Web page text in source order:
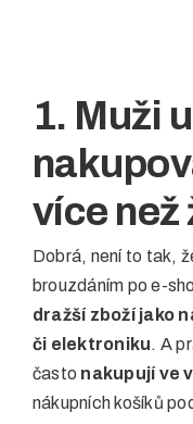
1. Muži
více než
Dobrá, není to tak,
brouzdáním po e-
dražší zboží jako
či elektroniku. A
často nakupují ve
nákupních košíků